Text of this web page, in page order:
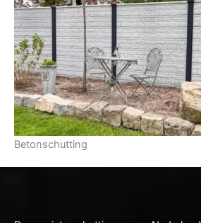
Betonschutting